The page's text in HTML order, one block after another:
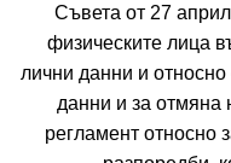
Съвета от 27
физическите лица
лични данни и
данни и за
регламент относно